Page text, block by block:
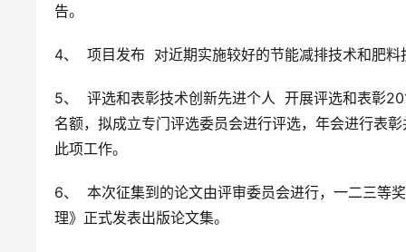
告。
4、  项目发布  对近期实施较好的节能减排技术和肥
5、  评选和表彰技术创新先进个人  开展评选和表彰
名额，拟成立专门评选委员会进行评选，年会进行表
此项工作。
6、  本次征集到的论文由评审委员会进行，一二三
理》正式发表出版论文集。